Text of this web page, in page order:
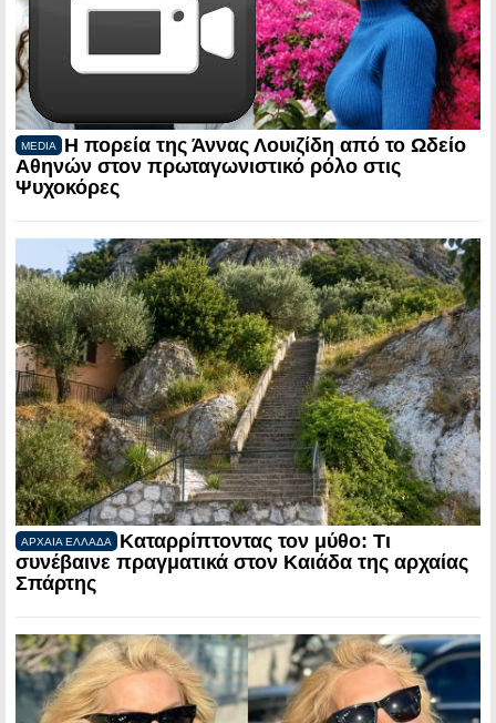
MEDIA
Η πορεία της Άννας Λουιζίδη από το Ωδείο
Αθηνών στον πρωταγωνιστικό ρόλο στις
Ψυχοκόρες
ΑΡΧΑΙΑ ΕΛΛΑΔΑ
Καταρρίπτοντας τον μύθο: Τι
συνέβαινε πραγματικά στον Καιάδα της αρχαίας
Σπάρτης